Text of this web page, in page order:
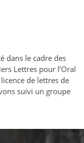
dans le cadre des
Lettres pour l’Oral
de lettres de
suivi un groupe